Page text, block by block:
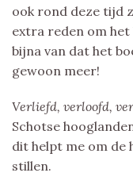
ook rond deze tijd
extra reden om het
bijna van dat het
gewoon meer!
Verliefd, verloofd,
Schotse
dit helpt me om de
stillen.